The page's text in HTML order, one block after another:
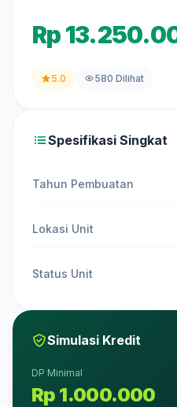
Rp
5.0 580 Dilihat
Spesifikasi Singkat
Tahun Pembuatan
Lokasi Unit
Status Unit
Simulasi Kredit
DP Minimal
Rp 1.000.000